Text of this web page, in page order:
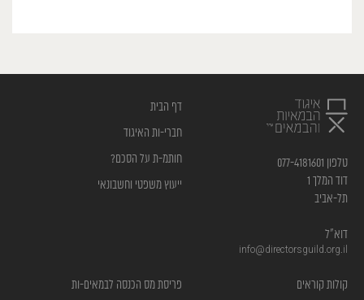
טלפון 077-4181601
דוד המלך 1
תל-אביב
דוא”ל
info@directorsguild.org.il
דף הבית
חברי-ות האיגוד
חותמ-ת על הסכם?
ייעוץ משפטי וחשבונאי
קולות קוראים פריסת מס הכנסה לבמאים-ות